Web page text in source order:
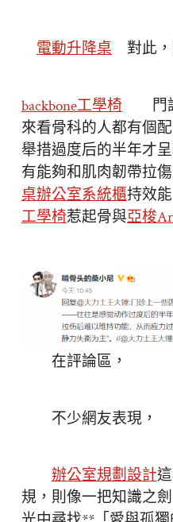
電動升降桌對此，
backbone工學椅 門診
來看骨科的人都有個
舉措過度后的半年才
有能夠和肌肉韌帶拉
桌辦公室系統櫃持效
工學椅惹起骨與亞梭
在評論區，
不少網友表現，
辦公室規劃設計
規，則像一把知識之